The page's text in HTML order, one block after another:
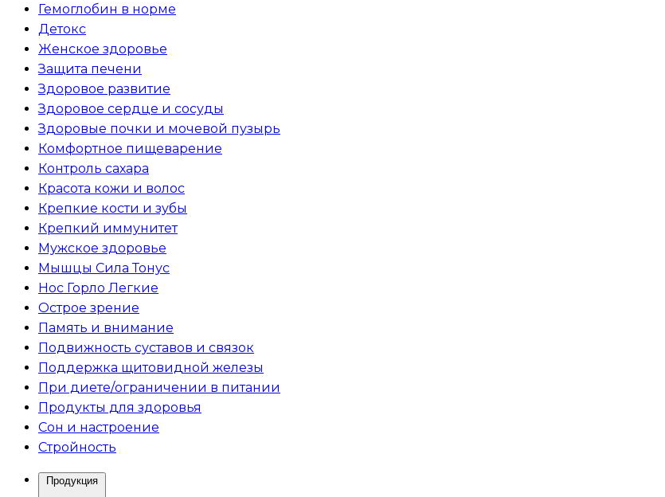
Гемоглобин в норме
Детокс
Женское здоровье
Защита печени
Здоровое развитие
Здоровое сердце и сосуды
Здоровые почки и мочевой пузырь
Комфортное пищеварение
Контроль сахара
Красота кожи и волос
Крепкие кости и зубы
Крепкий иммунитет
Мужское здоровье
Мышцы Сила Тонус
Нос Горло Легкие
Острое зрение
Память и внимание
Подвижность суставов и связок
Поддержка щитовидной железы
При диете/ограничении в питании
Продукты для здоровья
Сон и настроение
Стройность
Продукция